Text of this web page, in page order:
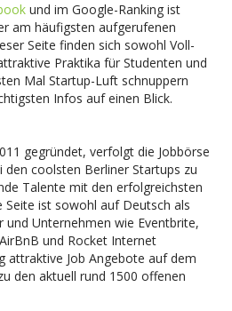
und im Google-Ranking ist
am häufigsten aufgerufenen
Seite finden sich sowohl Voll-
Praktika für Studenten und
Mal Startup-Luft schnuppern
Infos auf einen Blick.
gegründet, verfolgt die Jobbörse
den coolsten Berliner Startups zu
Talente mit den erfolgreichsten
Seite ist sowohl auf Deutsch als
und Unternehmen wie Eventbrite,
und Rocket Internet
attraktive Job Angebote auf dem
den aktuell rund 1500 offenen